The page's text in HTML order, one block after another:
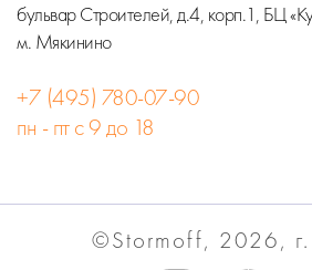
бульвар Строителей, д.4, корп.1, БЦ
м. Мякинино
+7 (495) 780-07-90
пн - пт с 9 до 18
©Stormoff, 2026,